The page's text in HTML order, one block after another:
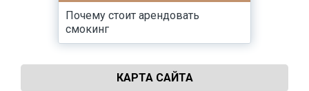
Почему стоит арендовать
смокинг
КАРТА САЙТА